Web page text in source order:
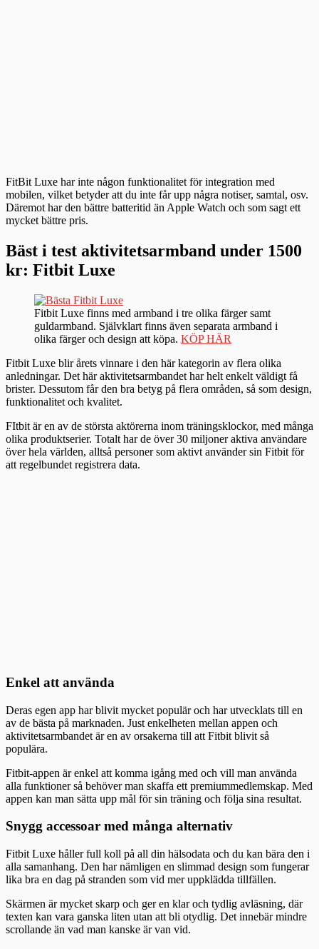
FitBit Luxe har inte någon funktionalitet för integration med
mobilen, vilket betyder att du inte får upp några notiser, samtal, osv.
Däremot har den bättre batteritid än Apple Watch och som sagt ett
mycket bättre pris.
Bäst i test aktivitetsarmband under 1500
kr: Fitbit Luxe
Fitbit Luxe finns med armband i tre olika färger samt
guldarmband. Självklart finns även separata armband i
olika färger och design att köpa. KÖP HÄR
Fitbit Luxe blir årets vinnare i den här kategorin av flera olika
anledningar. Det här aktivitetsarmbandet har helt enkelt väldigt få
brister. Dessutom får den bra betyg på flera områden, så som design,
funktionalitet och kvalitet.
FItbit är en av de största aktörerna inom träningsklockor, med många
olika produktserier. Totalt har de över 30 miljoner aktiva användare
över hela världen, alltså personer som aktivt använder sin Fitbit för
att regelbundet registrera data.
Enkel att använda
Deras egen app har blivit mycket populär och har utvecklats till en
av de bästa på marknaden. Just enkelheten mellan appen och
aktivitetsarmbandet är en av orsakerna till att Fitbit blivit så
populära.
Fitbit-appen är enkel att komma igång med och vill man använda
alla funktioner så behöver man skaffa ett premiummedlemskap. Med
appen kan man sätta upp mål för sin träning och följa sina resultat.
Snygg accessoar med många alternativ
Fitbit Luxe håller full koll på all din hälsodata och du kan bära den i
alla samanhang. Den har nämligen en slimmad design som fungerar
lika bra en dag på stranden som vid mer uppklädda tillfällen.
Skärmen är mycket skarp och ger en klar och tydlig avläsning, där
texten kan vara ganska liten utan att bli otydlig. Det innebär mindre
scrollande än vad man kanske är van vid.